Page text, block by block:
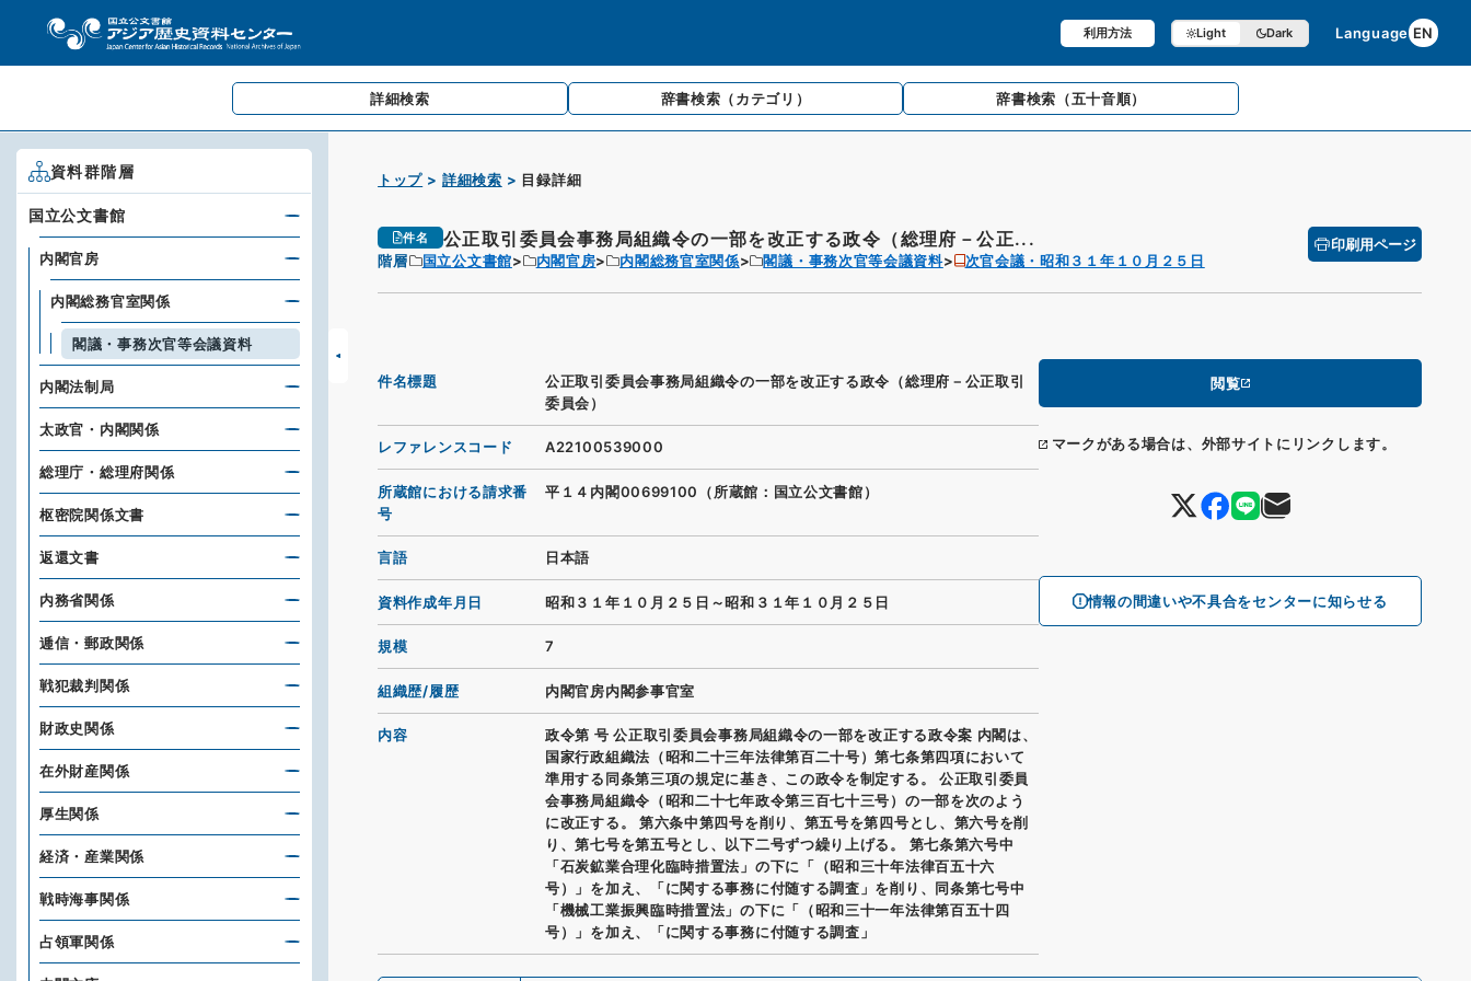
利用方法 Light Dark Language EN
詳細検索 辞書検索 （カテゴリ） 辞書検索 （五十音順）
トップ 詳細検索 目録詳細
件名 公正取引委員会事務局組織令の一部を改正する政令（総理府－公正...
階層 国立公文書館 内閣官房 内閣総務官室関係 閣議・事務次官等会議資料 次官会議・昭和３１年１０月２５日
印刷用ページ
閲覧
マークがある場合は、外部サイトにリンクします。
情報の間違いや不具合をセンターに知らせる
件名標題
公正取引委員会事務局組織令の一部を改正する政令（総理府－公正取引
委員会）
レファレンスコード A22100539000
所蔵館における請求番
号
平１４内閣00699100（所蔵館：国立公文書館）
言語 日本語
資料作成年月日 昭和３１年１０月２５日～昭和３１年１０月２５日
規模 7
組織歴/履歴 内閣官房内閣参事官室
内容
政令第 号 公正取引委員会事務局組織令の一部を改正する政令案 内閣は、
国家行政組織法（昭和二十三年法律第百二十号）第七条第四項において
準用する同条第三項の規定に基き、この政令を制定する。 公正取引委員
会事務局組織令（昭和二十七年政令第三百七十三号）の一部を次のよう
に改正する。 第六条中第四号を削り、第五号を第四号とし、第六号を削
り、第七号を第五号とし、以下二号ずつ繰り上げる。 第七条第六号中
「石炭鉱業合理化臨時措置法」の下に「（昭和三十年法律百五十六
号）」を加え、「に関する事務に付随する調査」を削り、同条第七号中
「機械工業振興臨時措置法」の下に「（昭和三十一年法律第百五十四
号）」を加え、「に関する事務に付随する調査」
資料群階層
国立公文書館
内閣官房
内閣総務官室関係
閣議・事務次官等会議資料
内閣法制局
太政官・内閣関係
総理庁・総理府関係
枢密院関係文書
返還文書
内務省関係
逓信・郵政関係
戦犯裁判関係
財政史関係
在外財産関係
厚生関係
経済・産業関係
戦時海事関係
占領軍関係